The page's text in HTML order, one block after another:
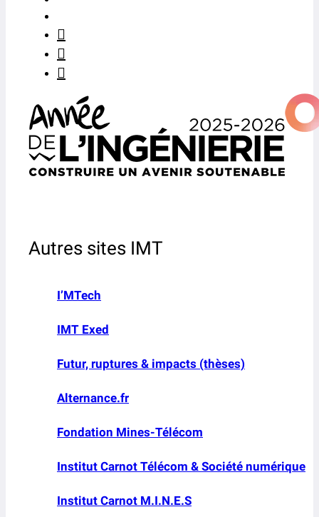
Autres sites IMT
I’MTech
IMT Exed
Futur, ruptures & impacts (thèses)
Alternance.fr
Fondation Mines-Télécom
Institut Carnot Télécom & Société numérique
Institut Carnot M.I.N.E.S